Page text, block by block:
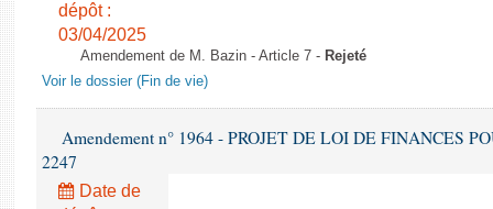
dépôt :
03/04/2025
Amendement de M. Bazin - Article 7 - Rejeté
Voir le dossier (Fin de vie)
Amendement n° 1964 - PROJET DE LOI DE FINANCES
2247
Date de